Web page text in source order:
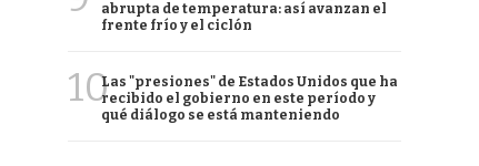
abrupta de temperatura: así avanzan el
frente frío y el ciclón
10Las "presiones" de Estados Unidos que ha
recibido el gobierno en este período y
qué diálogo se está manteniendo